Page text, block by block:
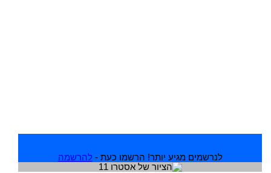
לנרשמים מגיע יותר! הרשמו כעת - להרשמה